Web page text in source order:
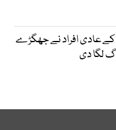
کے عادی افراد نے جھگڑے
لگا دی